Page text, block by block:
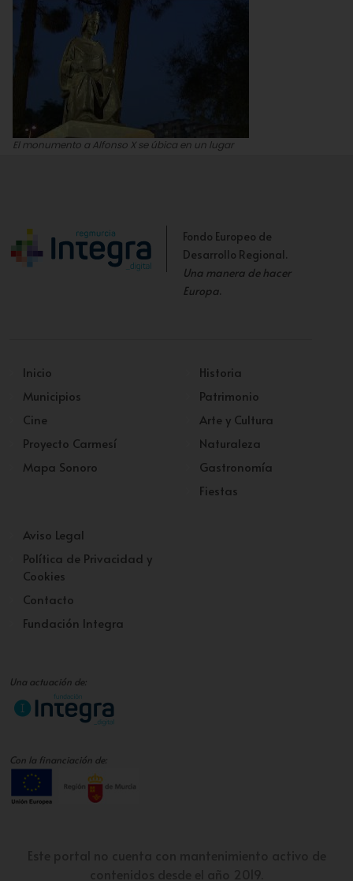
El monumento a Alfonso X se úbica en un lugar
Fondo Europeo de
Desarrollo Regional.
Una manera de hacer
Europa.
Inicio
Municipios
Cine
Proyecto Carmesí
Mapa Sonoro
Historia
Patrimonio
Arte y Cultura
Naturaleza
Gastronomía
Fiestas
Aviso Legal
Política de Privacidad y
Cookies
Contacto
Fundación Integra
Una actuación de:
Con la financiación de: